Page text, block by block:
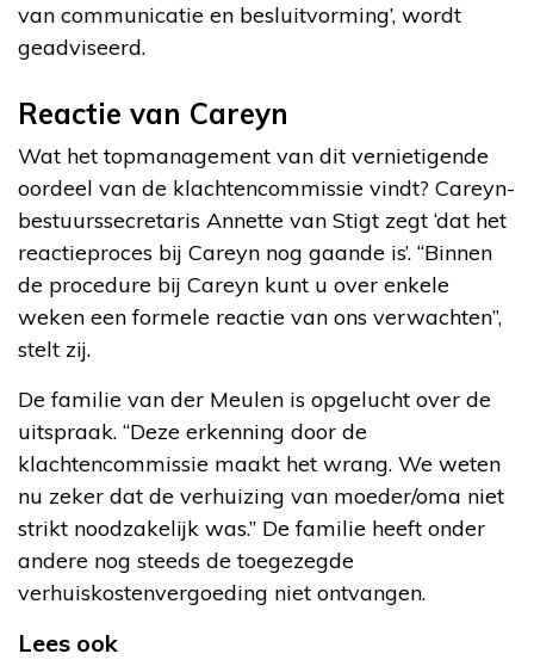
van communicatie en besluitvorming’, wordt
geadviseerd.
Reactie van Careyn
Wat het topmanagement van dit vernietigende
oordeel van de klachtencommissie vindt? Careyn-
bestuurssecretaris Annette van Stigt zegt ‘dat het
reactieproces bij Careyn nog gaande is’. “Binnen
de procedure bij Careyn kunt u over enkele
weken een formele reactie van ons verwachten”,
stelt zij.
De familie van der Meulen is opgelucht over de
uitspraak. “Deze erkenning door de
klachtencommissie maakt het wrang. We weten
nu zeker dat de verhuizing van moeder/oma niet
strikt noodzakelijk was.” De familie heeft onder
andere nog steeds de toegezegde
verhuiskostenvergoeding niet ontvangen.
Lees ook